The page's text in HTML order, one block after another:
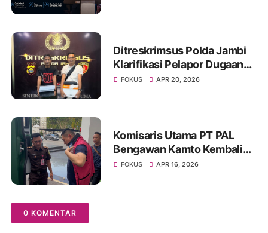
Ditreskrimsus Polda Jambi
Klarifikasi Pelapor Dugaan
Korupsi Proyek IT Bank 9
FOKUS APR 20, 2026
Komisaris Utama PT PAL
Bengawan Kamto Kembali
Ditahan, Status Berubah dari
FOKUS APR 16, 2026
0 KOMENTAR